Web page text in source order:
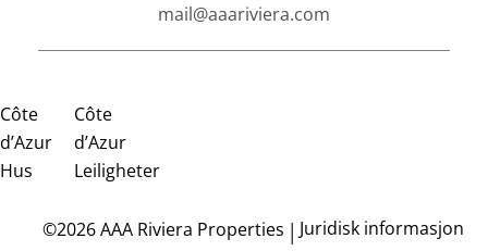
mail@aaariviera.com
Côte
d’Azur
Hus
Côte
d’Azur
Leiligheter
©2026 AAA Riviera Properties
Juridisk informasjon